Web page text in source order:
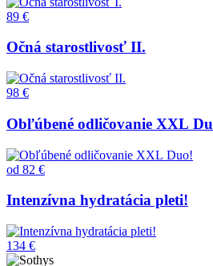
89 €
Očná starostlivosť II.
98 €
Obľúbené odličovanie XXL
od 82 €
Intenzívna hydratácia pleti!
134 €